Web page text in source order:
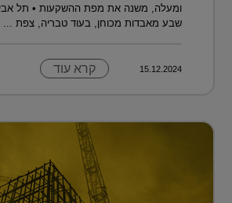
ומעלה, משנה את מפת ההשקעות • תל
שבע מאבדות מכוחן, בעוד טבריה, צפת ...
15.12.2024 קרא עוד